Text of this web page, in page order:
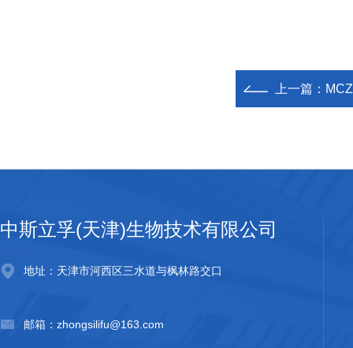
上一篇：
中斯立孚(天津)生物技术有限公司
地址：天津市河西区三水道与枫林路交口
邮箱：zhongsilifu@163.com